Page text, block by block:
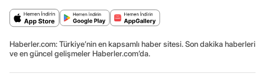
Haberler.com: Türkiye’nin en kapsamlı haber sitesi. Son dakika haberleri
ve en güncel gelişmeler Haberler.com’da.